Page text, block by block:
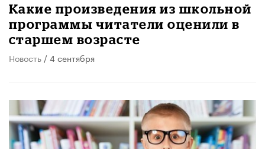
Какие произведения из школьной
программы читатели оценили в
старшем возрасте
Новость / 4 сентября